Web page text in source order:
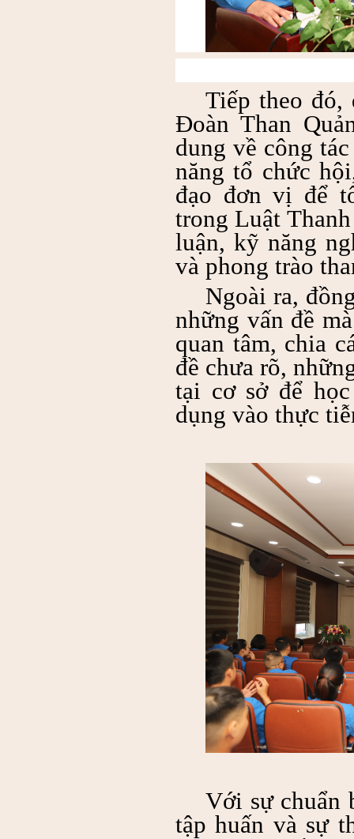
Tiếp theo đó,
Đoàn Than
dung về công
năng tổ chức
đạo đơn vị để
trong Luật
luận, kỹ năng
và phong trào
Ngoài ra,
những vấn đề
quan tâm, chia
đề chưa rõ,
tại cơ sở để
dụng vào thực
Với sự chuẩn
tập huấn và sự